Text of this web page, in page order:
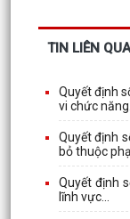
TIN LIÊN
Quyết định
vi chức năng...
Quyết định
bỏ thuộc
Quyết định
lĩnh vực...